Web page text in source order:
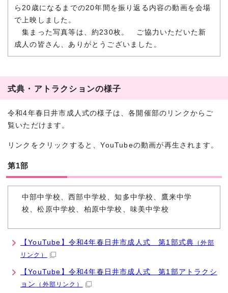
ら20歳になるまでの20年間を振り返る内容の動画を会場
で上映しました。
集まった写真等は、約230枚。 ご協力いただいた新
成人の皆さん、ありがとうございました。
式典・アトラクションの様子
令和4年春日井市成人式の様子は、各開催部のリンクからご
覧いただけます。
リンクをクリックすると、YouTubeの動画が再生されます。
第1部
中部中学校、西部中学校、知多中学校、鷹来中学
校、松原中学校、柏原中学校、味美中学校
【YouTube】令和4年春日井市成人式 第1部式典 （外部
リンク）
【YouTube】令和4年春日井市成人式 第1部アトラクシ
ョン
（外部リンク）